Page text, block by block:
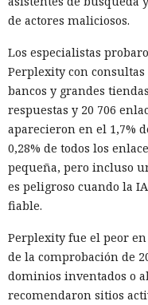
de actores maliciosos.
Los especialistas
Perplexity con consultas
bancos y grandes
respuestas y 20 706
aparecieron en el 1,7%
0,28% de todos los
pequeña, pero incluso
es peligroso cuando la
fiable.
Perplexity fue el peor
de la comprobación de
dominios inventados o
recomendaron sitios